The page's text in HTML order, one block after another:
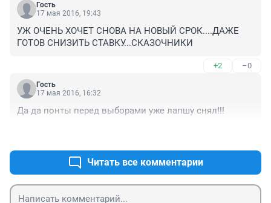
Гость
17 мая 2016, 19:43
УЖ ОЧЕНЬ ХОЧЕТ СНОВА НА НОВЫЙ СРОК....ДАЖЕ
ГОТОВ СНИЗИТЬ СТАВКУ...СКАЗОЧНИКИ
+2 –0
Гость
17 мая 2016, 16:32
Да да понты перед выборами уже лапшу снял!!!
Читать все комментарии